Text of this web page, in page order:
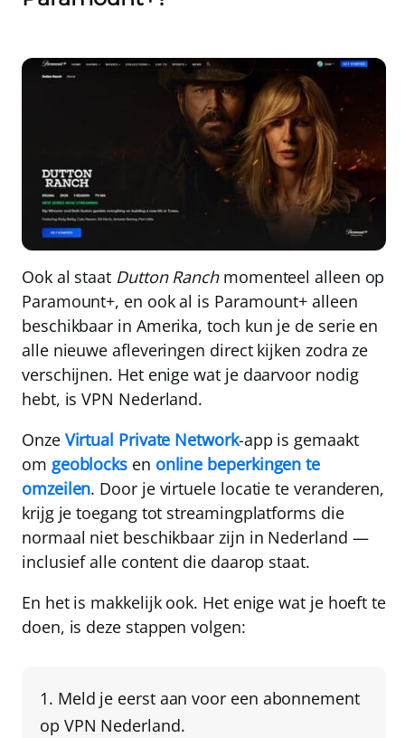
Ook al staat Dutton Ranchmomenteel alleen op
Paramount+, en ook al is Paramount+ alleen
beschikbaar in Amerika, toch kun je de serie en
alle nieuwe afleveringen direct kijken zodra ze
verschijnen. Het enige wat je daarvoor nodig
hebt, isVPN Nederland.
Onze Virtual Private Network-app is gemaakt
om geoblocks en online beperkingen te
omzeilen. Door je virtuele locatie te veranderen,
krijg je toegang tot streamingplatforms die
normaal niet beschikbaar zijn in Nederland —
inclusief alle content die daarop staat.
En het is makkelijk ook. Het enige wat je hoeft te
doen, is deze stappen volgen:
Meld je eerst aan voor een abonnement
op VPN Nederland.